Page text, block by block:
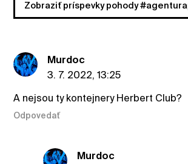
Zobraziť príspevky pohody
Murdoc
3. 7. 2022, 13:25
A nejsou ty kontejnery Herbert Club?
Odpovedať
Murdoc